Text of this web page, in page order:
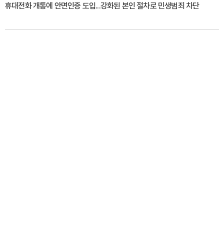
휴대전화 개통에 안면인증 도입...강화된 본인 절차로 민생범죄 차단